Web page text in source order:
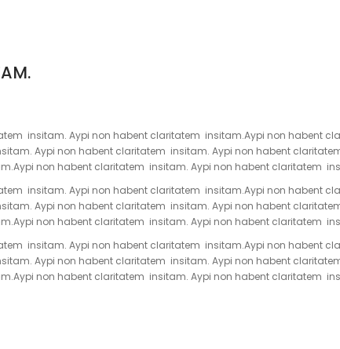
insitam. Aypi non habent claritatem insitam.Aypi non habent
Aypi non habent claritatem insitam. Aypi non habent
non habent claritatem insitam. Aypi non habent claritatem
insitam. Aypi non habent claritatem insitam.Aypi non habent
Aypi non habent claritatem insitam. Aypi non habent
non habent claritatem insitam. Aypi non habent claritatem
insitam. Aypi non habent claritatem insitam.Aypi non habent
Aypi non habent claritatem insitam. Aypi non habent
non habent claritatem insitam. Aypi non habent claritatem